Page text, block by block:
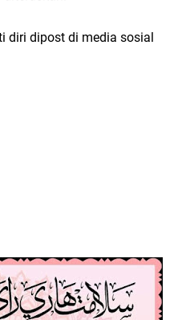
diri dipost di media sosial